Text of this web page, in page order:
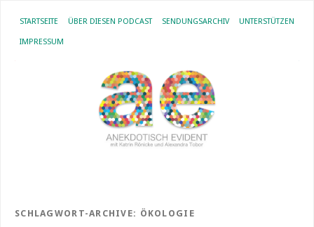
STARTSEITE ÜBER DIESEN PODCAST SENDUNGSARCHIV UNTERSTÜTZEN
IMPRESSUM
SCHLAGWORT-ARCHIVE: ÖKOLOGIE